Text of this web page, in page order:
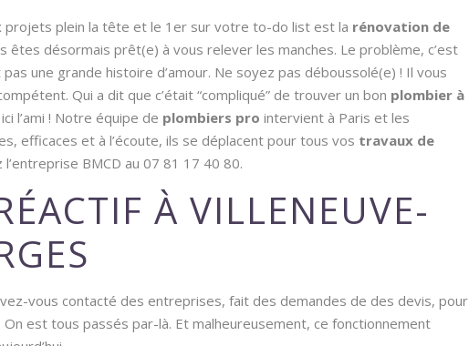
projets plein la tête et le 1er sur votre to-do list est la rénovation de
êtes désormais prêt(e) à vous relever les manches. Le problème, c’est
une grande histoire d’amour. Ne soyez pas déboussolé(e) ! Il vous
Qui a dit que c’était “compliqué” de trouver un bon plombier à
l’ami ! Notre équipe de plombiers pro intervient à Paris et les
efficaces et à l’écoute, ils se déplacent pour tous vos travaux de
l’entreprise BMCD au 07 81 17 40 80.
À VILLENEUVE-
vous contacté des entreprises, fait des demandes de des devis, pour
On est tous passés par-là. Et malheureusement, ce fonctionnement